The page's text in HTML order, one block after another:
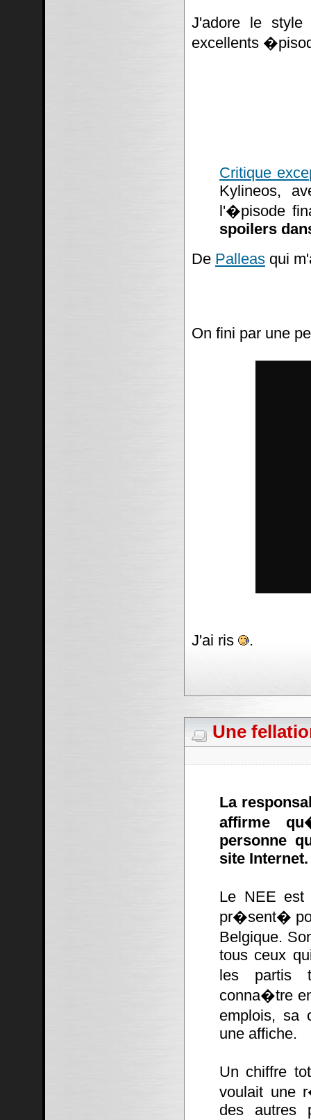
J'adore le
excellents
Critique
Kylineos,
l'�pisode
spoilers
De Palleas qui
On fini par une
J'ai ris .
Une
La
affirme
personne
site Internet.
Le NEE est
pr�sent�
Belgique.
tous ceux
les partis
conna�tre
emplois, sa
une affiche.
Un chiffre
voulait une
des autres